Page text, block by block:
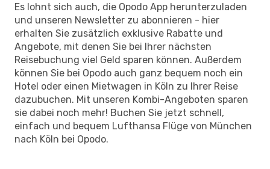
Es lohnt sich auch, die Opodo App herunterzuladen
und unseren Newsletter zu abonnieren - hier
erhalten Sie zusätzlich exklusive Rabatte und
Angebote, mit denen Sie bei Ihrer nächsten
Reisebuchung viel Geld sparen können. Außerdem
können Sie bei Opodo auch ganz bequem noch ein
Hotel oder einen Mietwagen in Köln zu Ihrer Reise
dazubuchen. Mit unseren Kombi-Angeboten sparen
sie dabei noch mehr! Buchen Sie jetzt schnell,
einfach und bequem Lufthansa Flüge von München
nach Köln bei Opodo.